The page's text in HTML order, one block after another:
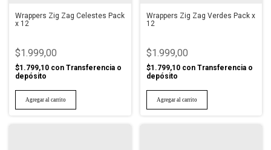
Wrappers Zig Zag Celestes Pack
x 12
$1.999,00
$1.799,10 con Transferencia o
depósito
Wrappers Zig Zag Verdes Pack x
12
$1.999,00
$1.799,10 con Transferencia o
depósito